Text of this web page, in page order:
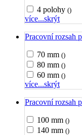
4 polohy ()
více...skrýt
Pracovní rozsah
70 mm ()
80 mm ()
60 mm ()
více...skrýt
Pracovní rozsah
100 mm ()
140 mm ()